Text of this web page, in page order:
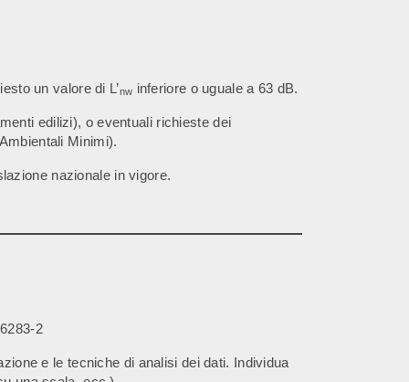
un valore di L’nw inferiore o uguale a 63 dB.
edilizi), o eventuali richieste dei
Minimi).
nazionale in vigore.
2
e le tecniche di analisi dei dati. Individua